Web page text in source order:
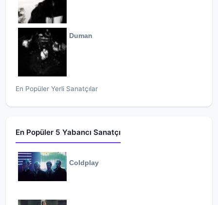
Duman
En Popüler Yerli Sanatçılar
En Popüler 5 Yabancı Sanatçı
Coldplay